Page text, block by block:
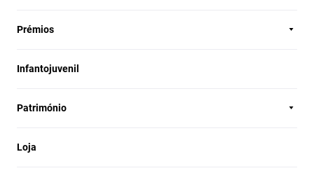
Prémios
Infantojuvenil
Património
Loja